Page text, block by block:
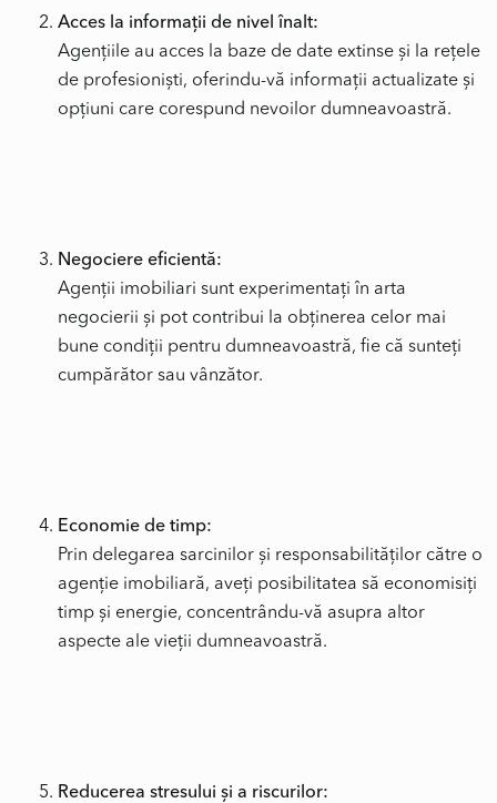
Acces la informații de nivel înalt:
Agențiile au acces la baze de date extinse și la rețele
de profesioniști, oferindu-vă informații actualizate și
opțiuni care corespund nevoilor dumneavoastră.
Negociere eficientă:
Agenții imobiliari sunt experimentați în arta
negocierii și pot contribui la obținerea celor mai
bune condiții pentru dumneavoastră, fie că sunteți
cumpărător sau vânzător.
Economie de timp:
Prin delegarea sarcinilor și responsabilităților către o
agenție imobiliară, aveți posibilitatea să economisiți
timp și energie, concentrându-vă asupra altor
aspecte ale vieții dumneavoastră.
Reducerea stresului și a riscurilor: